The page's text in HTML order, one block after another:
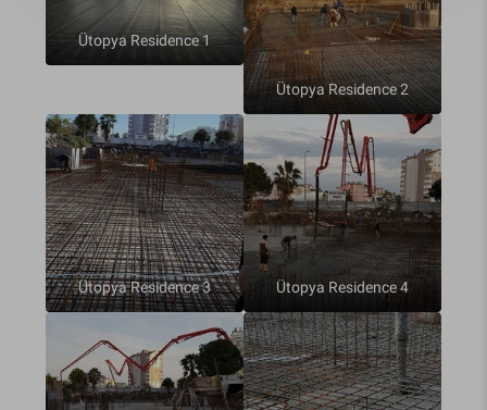
Ütopya Residence 1
Ütopya Residence 2
Ütopya Residence 3 Ütopya Residence 4